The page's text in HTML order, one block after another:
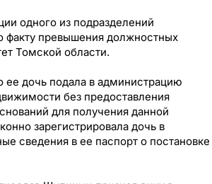
одного из подразделений
факту превышения должностных
Томской области.
дочь подала в администрацию
без предоставления
для получения данной
зарегистрировала дочь в
сведения в ее паспорт о постановке